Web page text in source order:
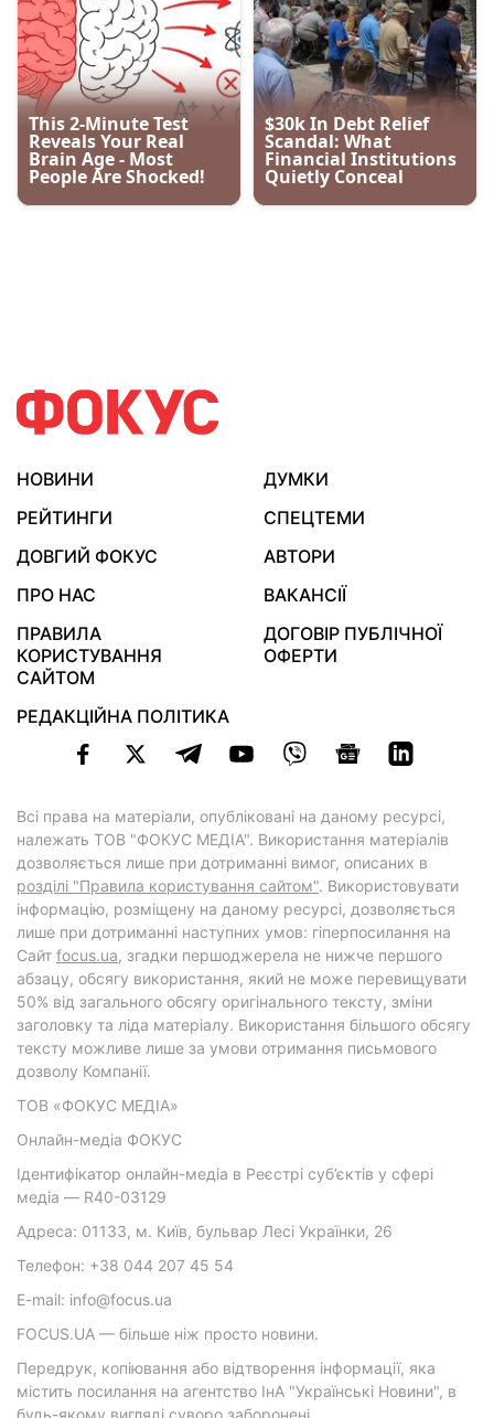
НОВИНИ
ДУМКИ
РЕЙТИНГИ
СПЕЦТЕМИ
ДОВГИЙ ФОКУС
АВТОРИ
ПРО НАС
ВАКАНСІЇ
ПРАВИЛА
КОРИСТУВАННЯ
САЙТОМ
ДОГОВІР ПУБЛІЧНОЇ
ОФЕРТИ
РЕДАКЦІЙНА ПОЛІТИКА
Всі права на матеріали, опубліковані на даному ресурсі,
належать ТОВ "ФОКУС МЕДІА". Використання матеріалів
дозволяється лише при дотриманні вимог, описаних в
розділі "Правила користування сайтом". Використовувати
інформацію, розміщену на даному ресурсі, дозволяється
лише при дотриманні наступних умов: гіперпосилання на
Cайт focus.ua, згадки першоджерела не нижче першого
абзацу, обсягу використання, який не може перевищувати
50% від загального обсягу оригінального тексту, зміни
заголовку та ліда матеріалу. Використання більшого обсягу
тексту можливе лише за умови отримання письмового
дозволу Компанії.
ТОВ «ФОКУС МЕДІА»
Онлайн-медіа ФОКУС
Ідентифікатор онлайн-медіа в Реєстрі суб’єктів у сфері
медіа — R40-03129
Адреса: 01133, м. Київ, бульвар Лесі Українки, 26
Телефон: +38 044 207 45 54
E-mail: info@focus.ua
FOCUS.UA — більше ніж просто новини.
Передрук, копіювання або відтворення інформації, яка
містить посилання на агентство ІнА "Українські Новини", в
будь-якому вигляді суворо заборонені.